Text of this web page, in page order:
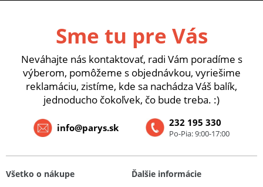
Sme tu pre Vás
Neváhajte nás kontaktovať, radi Vám poradíme s
výberom, pomôžeme s objednávkou, vyriešime
reklamáciu, zistíme, kde sa nachádza Váš balík,
jednoducho čokoľvek, čo bude treba. :)
232 195 330
Po-Pia: 9:00-17:00
info@parys.sk
Všetko o nákupe
Ďalšie informácie